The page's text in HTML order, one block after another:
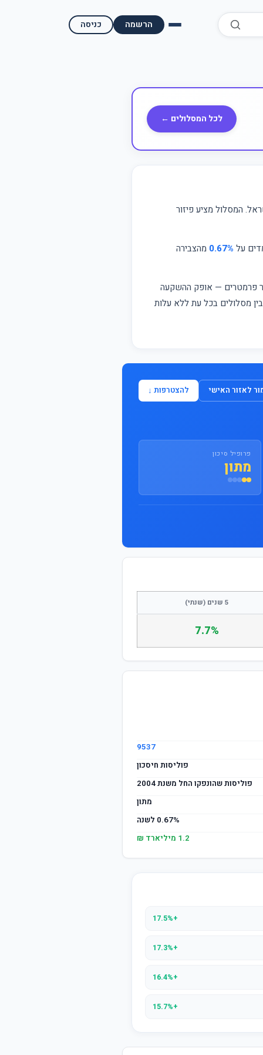
כניסה הרשמה
מאמרים ומדריכים
תשואות היסטוריות
לכל המסלולים ←
המסלול מציע פיזור
על 0.67% מהצבירה
פרמטרים — אופק ההשקעה
מסלולים בכל עת ללא עלות
לאזור האישי להצטרפות ↓
פרופיל סיכון
מתון
5 שנים (שנתי)
7.7%
9537
פוליסות חיסכון
פוליסות שהונפקו החל משנת 2004
מתון
0.67% לשנה
1.2 מיליארד ₪
+17.5%
+17.3%
+16.4%
+15.7%